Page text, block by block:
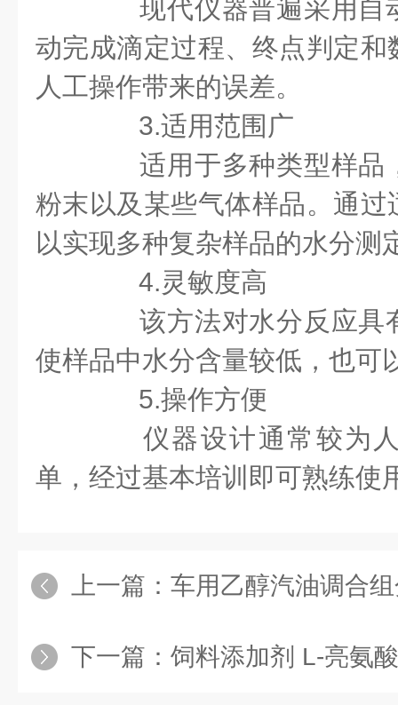
现代仪器普遍采用自
动完成滴定过程、终点判定
人工操作带来的误差。
3.适用范围广
适用于多种类型样品
粉末以及某些气体样品。通
以实现多种复杂样品的水分测
4.灵敏度高
该方法对水分反应具
使样品中水分含量较低，也可
5.操作方便
仪器设计通常较为人
单，经过基本培训即可熟练使
上一篇： 车用乙醇汽油调合组分油 -
下一篇： 饲料添加剂 L-亮氨酸 -